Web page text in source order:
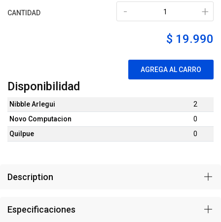
CANTIDAD +
-
$ 19.990
AGREGA AL CARRO
Disponibilidad
Nibble Arlegui
2
Novo Computacion
0
Quilpue
0
Description
Especificaciones